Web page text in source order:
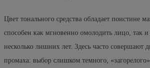
Цвет тонального средства обладает поистине
способен как мгновенно омолодить лицо, так
несколько лишних лет. Здесь часто совершают
промаха: выбор слишком темного,